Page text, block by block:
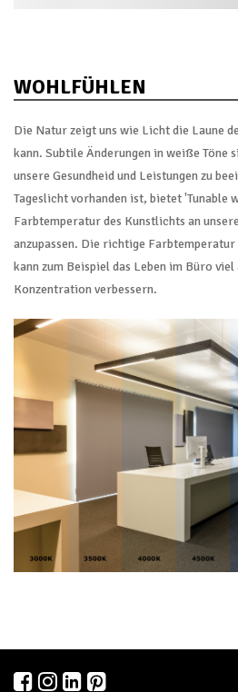
WOHLFÜHLEN
Die Natur zeigt uns wie Licht die Laune
kann. Subtile Änderungen in weiße Töne
unsere Gesundheid und Leistungen zu
Tageslicht vorhanden ist, bietet 'Tunable
Farbtemperatur des Kunstlichts an
anzupassen. Die richtige
kann zum Beispiel das Leben im Büro viel
Konzentration verbessern.